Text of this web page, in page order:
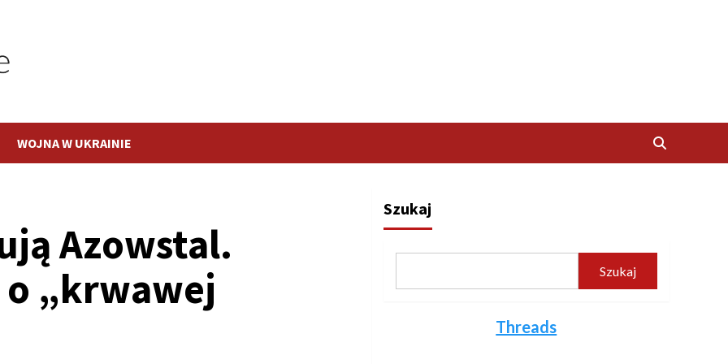
WOJNA W UKRAINIE
Azowstal.
„krwawej
Szukaj
Szukaj
Threads